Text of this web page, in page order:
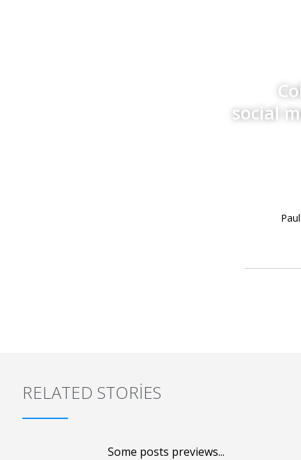
social
RELATED STORIES
Some posts previews...